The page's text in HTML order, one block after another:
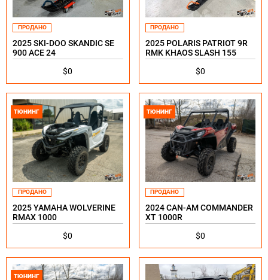
ПРОДАНО
2025 SKI-DOO SKANDIС SЕ
900 АСE 24
$0
ПРОДАНО
2025 POLARIS PATRIOT 9R
RMK KHAOS SLASH 155
$0
ТЮНИНГ
ПРОДАНО
2025 YAMAHA WOLVERINE
RMAX 1000
$0
ТЮНИНГ
ПРОДАНО
2024 CAN-AM COMMANDER
XT 1000R
$0
ТЮНИНГ